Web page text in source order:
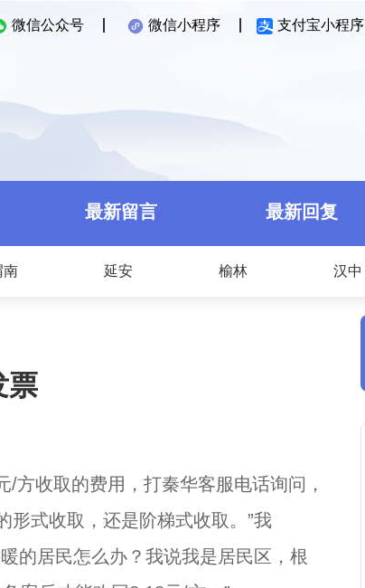
微信公众号 微信小程序 支付宝小程序
最新留言 最新回复
南 延安 榆林 汉中
票
/方收取的费用，打秦华客服电话询问，
形式收取，还是阶梯式收取。”我
的居民怎么办？我说我是居民区，根